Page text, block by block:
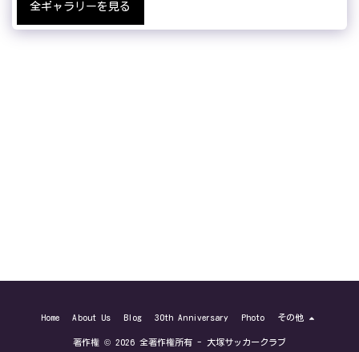
全ギャラリーを見る
Home About Us Blog 30th Anniversary Photo その他
著作権 © 2026 全著作権所有 - 大塚サッカークラブ